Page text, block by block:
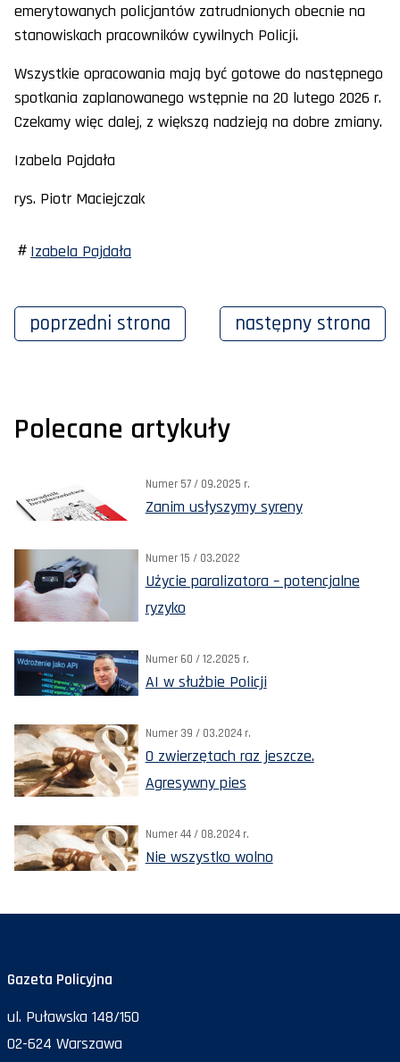
emerytowanych policjantów zatrudnionych obecnie na
stanowiskach pracowników cywilnych Policji.
Wszystkie opracowania mają być gotowe do następnego
spotkania zaplanowanego wstępnie na 20 lutego 2026 r.
Czekamy więc dalej, z większą nadzieją na dobre zmiany.
Izabela Pajdała
rys. Piotr Maciejczak
Izabela Pajdała
poprzedni strona następny strona
Polecane artykuły
Numer 57 / 09.2025 r.
Zanim usłyszymy syreny
Numer 15 / 03.2022
Użycie paralizatora – potencjalne
ryzyko
Numer 60 / 12.2025 r.
AI w służbie Policji
Numer 39 / 03.2024 r.
O zwierzętach raz jeszcze.
Agresywny pies
Numer 44 / 08.2024 r.
Nie wszystko wolno
Gazeta Policyjna
ul. Puławska 148/150
02-624 Warszawa